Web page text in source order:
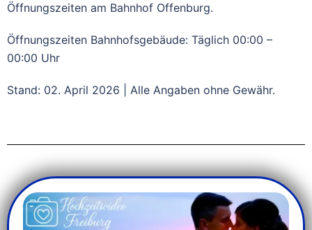
Öffnungszeiten am Bahnhof Offenburg.
Öffnungszeiten Bahnhofsgebäude: Täglich 00:00 –
00:00 Uhr
Stand: 02. April 2026 | Alle Angaben ohne Gewähr.